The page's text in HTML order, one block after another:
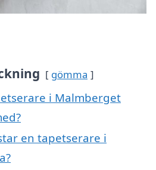
gömma
i Malmberget
en tapetserare i